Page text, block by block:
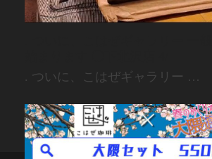
. ついに、こはぜギャラリー …